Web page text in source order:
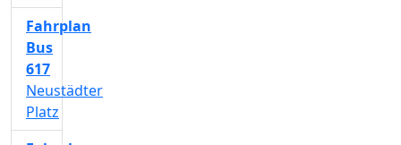
Fahrplan
Bus
617
Neustädter
Platz